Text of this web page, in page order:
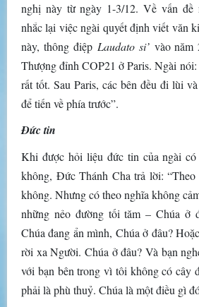
nghị này từ ngày 1-3/12. Về vấn
nhắc lại việc ngài quyết định viết văn
này, thông điệp Laudato si’vào năm
Thượng đỉnh COP21 ở Paris. Ngài
rất tốt. Sau Paris, các bên đều đi lùi
để tiến về phía trước”.
Đức tin
Khi được hỏi liệu đức tin của ngài
không, Đức Thánh Cha trả lời:
không. Nhưng có theo nghĩa không
những nẻo đường tối tăm – Chúa ở
Chúa đang ẩn mình, Chúa ở đâu?
rời xa Người. Chúa ở đâu? Và bạn
với bạn bên trong vì tôi không có cây
phải là phù thuỷ. Chúa là một điều gì